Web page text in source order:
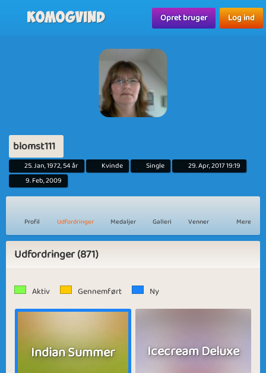
Komogvind Opret bruger Log ind
blomst111
25. Jan, 1972, 54 år Kvinde Single
29. Apr, 2017 19:19
9. Feb, 2009
Profil Udfordringer Medaljer Galleri Venner Mere
Udfordringer (871)
Aktiv Gennemført Ny
Indian Summer Icecream Deluxe